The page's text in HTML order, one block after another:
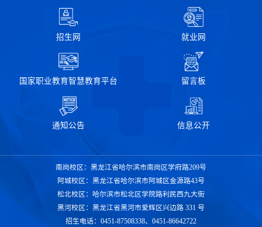
招生网 就业网
国家职业教育智慧教育平台 留言板
通知公告 信息公开
南岗校区：黑龙江省哈尔滨市南岗区学府路209号
阿城校区：黑龙江省哈尔滨市阿城区金源路43号
松北校区：哈尔滨市松北区学院路利民西九大街
黑河校区：黑龙江省黑河市爱辉区兴边路 331 号
招生电话：0451-87508338、0451-86642722